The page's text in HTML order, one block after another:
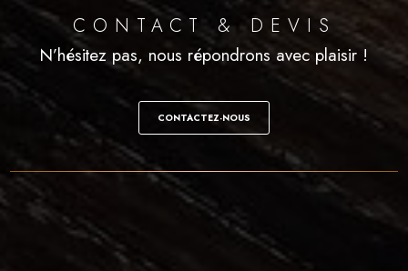
CONTACT & DEVIS
N’hésitez pas, nous répondrons avec plaisir !
CONTACTEZ-NOUS